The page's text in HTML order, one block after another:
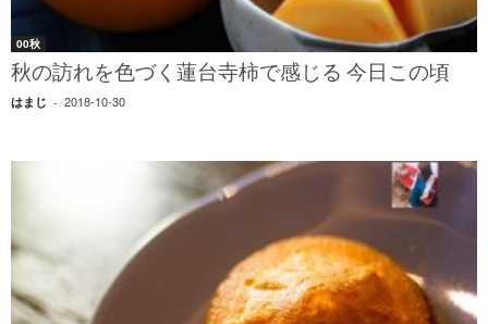
00秋
秋の訪れを色づく蓮台寺柿で感じる 今日この頃
はまじ - 2018-10-30